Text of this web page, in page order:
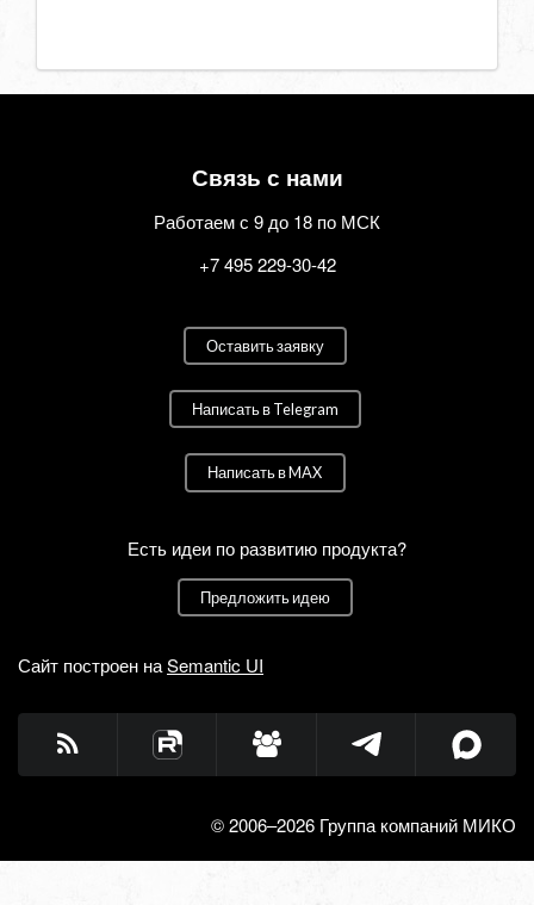
Связь с нами
Работаем с 9 до 18 по МСК
+7 495 229-30-42
Оставить заявку
Написать в Telegram
Написать в MAX
Есть идеи по развитию продукта?
Предложить идею
Сайт построен наSemantic UI
© 2006–2026 Группа компаний МИКО